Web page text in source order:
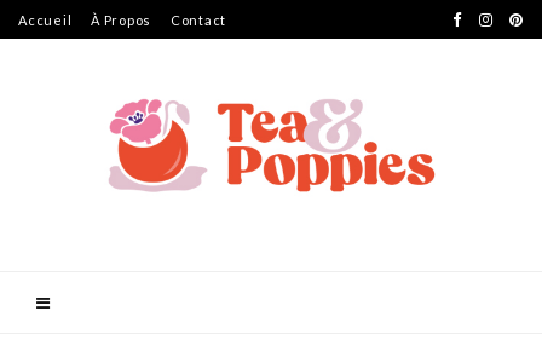
Accueil À Propos Contact